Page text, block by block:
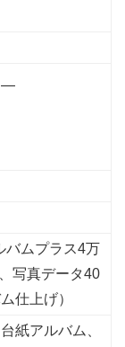
―
バムプラス4万
写真データ40
仕上げ）
紙アルバム、